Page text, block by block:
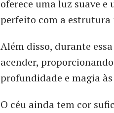
oferece uma luz suave
perfeito com a
Além disso, durante
acender,
profundidade e magia
O céu ainda tem cor